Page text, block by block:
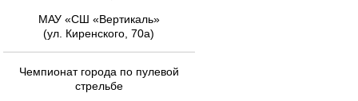
МАУ «СШ «Вертикаль»
(ул. Киренского, 70а)
Чемпионат города по пулевой
стрельбе